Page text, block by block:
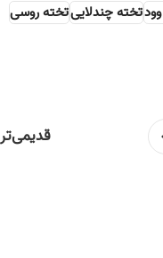
تخته چندلاییتخته روسی
قدیمی‌تر